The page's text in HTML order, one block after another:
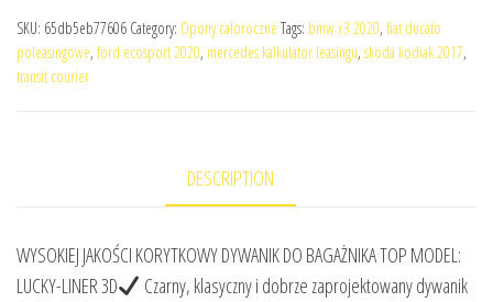
SKU: 65db5eb77606 Category: Opony całoroczne Tags: bmw x3 2020, fiat ducato
poleasingowe, ford ecosport 2020, mercedes kalkulator leasingu, skoda kodiak 2017,
transit courier
DESCRIPTION
WYSOKIEJ JAKOŚCI KORYTKOWY DYWANIK DO BAGAŻNIKA TOP MODEL:
LUCKY-LINER 3D
Czarny, klasyczny i dobrze zaprojektowany dywanik